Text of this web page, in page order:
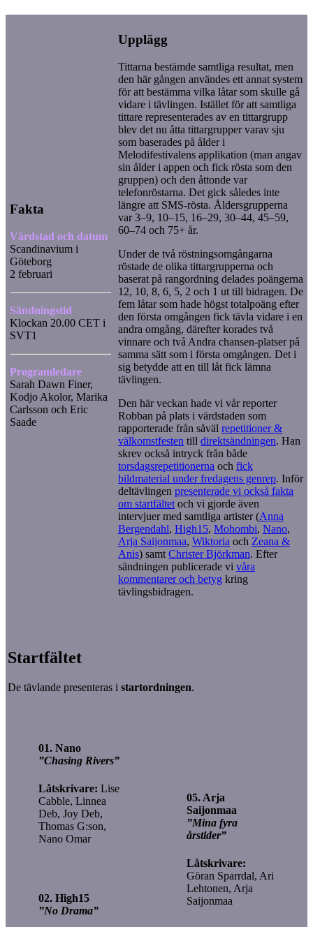
Fakta
Värdstad och datum
Scandinavium i
Göteborg
2 februari
Sändningstid
Klockan 20.00 CET i
SVT1
Programledare
Sarah Dawn Finer,
Kodjo Akolor, Marika
Carlsson och Eric
Saade
Upplägg
Tittarna bestämde samtliga resultat, men
den här gången användes ett annat system
för att bestämma vilka låtar som skulle gå
vidare i tävlingen. Istället för att samtliga
tittare representerades av en tittargrupp
blev det nu åtta tittargrupper varav sju
som baserades på ålder i
Melodifestivalens applikation (man angav
sin ålder i appen och fick rösta som den
gruppen) och den åttonde var
telefonröstarna. Det gick således inte
längre att SMS-rösta. Åldersgrupperna
var 3–9, 10–15, 16–29, 30–44, 45–59,
60–74 och 75+ år.
Under de två röstningsomgångarna
röstade de olika tittargrupperna och
baserat på rangordning delades poängerna
12, 10, 8, 6, 5, 2 och 1 ut till bidragen. De
fem låtar som hade högst totalpoäng efter
den första omgången fick tävla vidare i en
andra omgång, därefter korades två
vinnare och två Andra chansen-platser på
samma sätt som i första omgången. Det i
sig betydde att en till låt fick lämna
tävlingen.
Den här veckan hade vi vår reporter
Robban på plats i värdstaden som
rapporterade från såväl repetitioner &
välkomstfesten till direktsändningen. Han
skrev också intryck från både
torsdagsrepetitionerna och fick
bildmaterial under fredagens genrep. Inför
deltävlingen presenterade vi också fakta
om startfältet och vi gjorde även
intervjuer med samtliga artister (Anna
Bergendahl, High15, Mohombi, Nano,
Arja Saijonmaa, Wiktoria och Zeana &
Anis) samt Christer Björkman. Efter
sändningen publicerade vi våra
kommentarer och betyg kring
tävlingsbidragen.
Startfältet
De tävlande presenteras i startordningen.
01. Nano
”Chasing Rivers”
Låtskrivare: Lise
Cabble, Linnea
Deb, Joy Deb,
Thomas G:son,
Nano Omar
02. High15
”No Drama”
05. Arja
Saijonmaa
”Mina fyra
årstider”
Låtskrivare:
Göran Sparrdal, Ari
Lehtonen, Arja
Saijonmaa